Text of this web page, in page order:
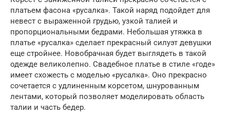
платьем фасона «русалка». Такой наряд подойдет для
невест с выраженной грудью, узкой талией и
пропорциональными бедрами. Небольшая утяжка в
платье «русалка» сделает прекрасный силуэт девушки
еще стройнее. Новобрачная будет выглядеть в такой
одежде великолепно. Свадебное платье в стиле «годе»
имеет схожесть с моделью «русалка». Оно прекрасно
сочетается с удлиненным корсетом, шнурованным
лентами, который позволяет моделировать область
талии и часть бедер.